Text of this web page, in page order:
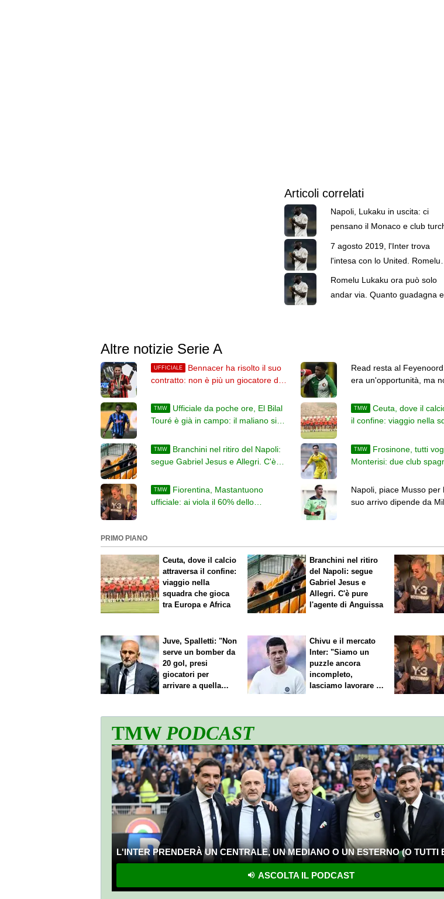
Articoli correlati
Napoli, Lukaku in uscita: ci
pensano il Monaco e club
7 agosto 2019, l'Inter trova
l'intesa con lo United. Romelu
Lukaku è il nuovo attaccante di
Conte
Romelu Lukaku ora può solo
andar via. Quanto guadagna e
Altre notizie Serie A
UFFICIALE
Bennacer ha risolto il suo
contratto: non è più un giocatore del
Read resta al
era un'opportunità, ma
TMW
Ufficiale da poche ore, El Bilal
Touré è già in campo: il maliano si
TMW
Ceuta, dove il
il confine: viaggio nella
TMW
Branchini nel ritiro del Napoli:
segue Gabriel Jesus e Allegri. C'è
TMW
Frosinone, tutti
Monterisi: due club
TMW
Fiorentina, Mastantuono
ufficiale: ai viola il 60% dello
Napoli, piace Musso per
suo arrivo dipende da
PRIMO PIANO
Ceuta, dove il calcio
attraversa il confine:
viaggio nella
squadra che gioca
tra Europa e Africa
Branchini nel ritiro
del Napoli: segue
Gabriel Jesus e
Allegri. C'è pure
l'agente di Anguissa
Juve, Spalletti: "Non
serve un bomber da
20 gol, presi
giocatori per
arrivare a quella
Chivu e il mercato
Inter: "Siamo un
puzzle ancora
incompleto,
lasciamo lavorare i
TMWPODCAST
L'INTER PRENDERÀ UN CENTRALE, UN MEDIANO O UN ESTERNO (O TUTTI
ASCOLTA IL PODCAST